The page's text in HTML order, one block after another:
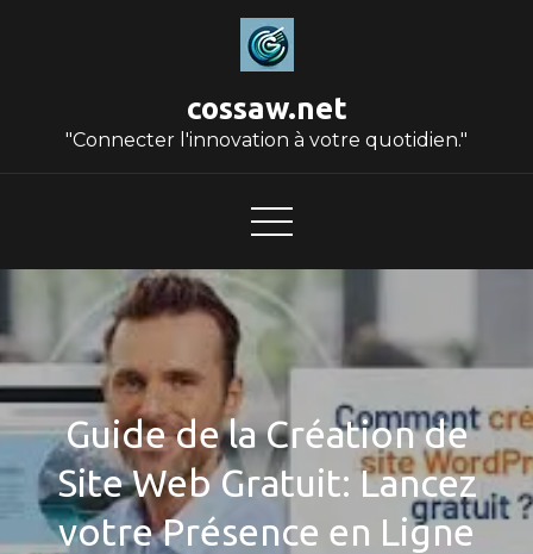
cossaw.net
"Connecter l'innovation à votre quotidien."
Guide de la Création de
Site Web Gratuit: Lancez
votre Présence en Ligne